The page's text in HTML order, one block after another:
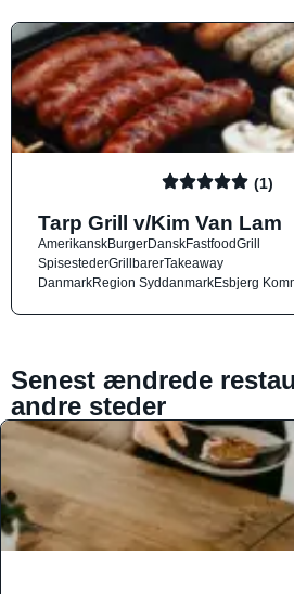
(1)
Tarp Grill v/Kim Van Lam
AmerikanskBurgerDanskFastfoodGrill
SpisestederGrillbarerTakeaway
DanmarkRegion SyddanmarkEsbjerg
Senest ændrede
andre steder